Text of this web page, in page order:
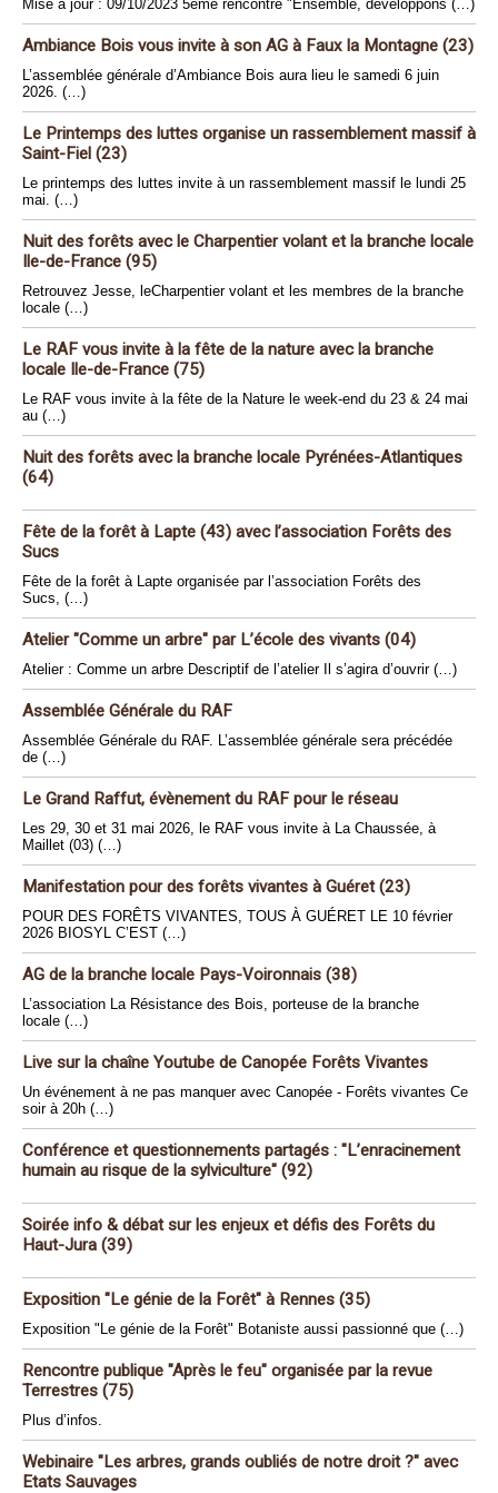
Mise à jour : 09/10/2023 5ème rencontre "Ensemble, développons (…)
Ambiance Bois vous invite à son AG à Faux la Montagne (23)
L’assemblée générale d’Ambiance Bois aura lieu le samedi 6 juin
2026. (…)
Le Printemps des luttes organise un rassemblement massif à
Saint-Fiel (23)
Le printemps des luttes invite à un rassemblement massif le lundi 25
mai. (…)
Nuit des forêts avec le Charpentier volant et la branche locale
Ile-de-France (95)
Retrouvez Jesse, leCharpentier volant et les membres de la branche
locale (…)
Le RAF vous invite à la fête de la nature avec la branche
locale Ile-de-France (75)
Le RAF vous invite à la fête de la Nature le week-end du 23 & 24 mai
au (…)
Nuit des forêts avec la branche locale Pyrénées-Atlantiques
(64)
Fête de la forêt à Lapte (43) avec l’association Forêts des
Sucs
Fête de la forêt à Lapte organisée par l’association Forêts des
Sucs, (…)
Atelier "Comme un arbre" par L’école des vivants (04)
Atelier : Comme un arbre Descriptif de l’atelier Il s’agira d’ouvrir (…)
Assemblée Générale du RAF
Assemblée Générale du RAF. L’assemblée générale sera précédée
de (…)
Le Grand Raffut, évènement du RAF pour le réseau
Les 29, 30 et 31 mai 2026, le RAF vous invite à La Chaussée, à
Maillet (03) (…)
Manifestation pour des forêts vivantes à Guéret (23)
POUR DES FORÊTS VIVANTES, TOUS À GUÉRET LE 10 février
2026 BIOSYL C’EST (…)
AG de la branche locale Pays-Voironnais (38)
L’association La Résistance des Bois, porteuse de la branche
locale (…)
Live sur la chaîne Youtube de Canopée Forêts Vivantes
Un événement à ne pas manquer avec Canopée - Forêts vivantes Ce
soir à 20h (…)
Conférence et questionnements partagés : "L’enracinement
humain au risque de la sylviculture" (92)
Soirée info & débat sur les enjeux et défis des Forêts du
Haut-Jura (39)
Exposition "Le génie de la Forêt" à Rennes (35)
Exposition "Le génie de la Forêt" Botaniste aussi passionné que (…)
Rencontre publique "Après le feu" organisée par la revue
Terrestres (75)
Plus d’infos.
Webinaire "Les arbres, grands oubliés de notre droit ?" avec
Etats Sauvages